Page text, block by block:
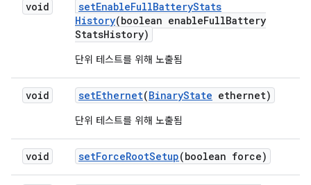
void setEnableFullBatteryStats
History(boolean enableFullBattery
StatsHistory)
단위 테스트를 위해 노출됨
void setEthernet(BinaryState ethernet)
단위 테스트를 위해 노출됨
void setForceRootSetup(boolean force)